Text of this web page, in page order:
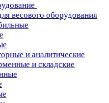
весового оборудования
и аналитические
и складские